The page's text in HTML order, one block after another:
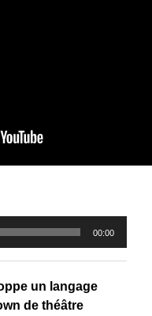
00:00
un langage
de théâtre